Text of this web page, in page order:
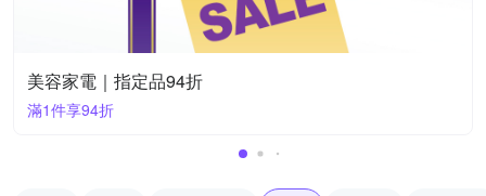
美容家電｜指定品94折
滿1件享94折